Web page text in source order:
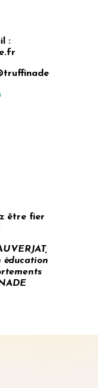
:
être fier
éducation